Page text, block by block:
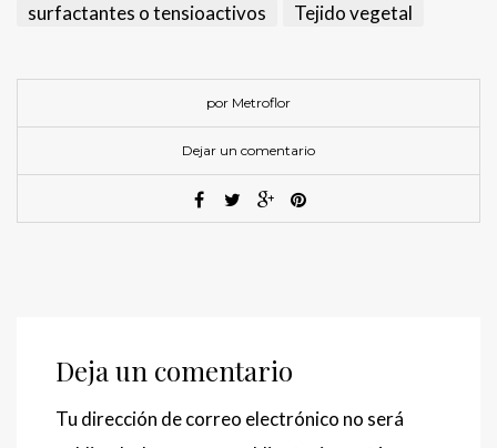
surfactantes o tensioactivos
Tejido vegetal
por Metroflor
Dejar un comentario
Deja un comentario
Tu dirección de correo electrónico no será